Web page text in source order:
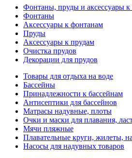
Фонтаны, пруды и аксессуары
Фонтаны
Аксессуары к фонтанам
Пруды
Аксессуары к прудам
Очистка прудов
Декорации для прудов
Товары для отдыха на воде
Бассейны
Принадлежности к бассейнам
Антисептики для бассейнов
Матраcы надувные, плоты
Очки и маски для плавания,
Мячи пляжные
Плавательные круги, жилеты,
Насосы для надувных товаров